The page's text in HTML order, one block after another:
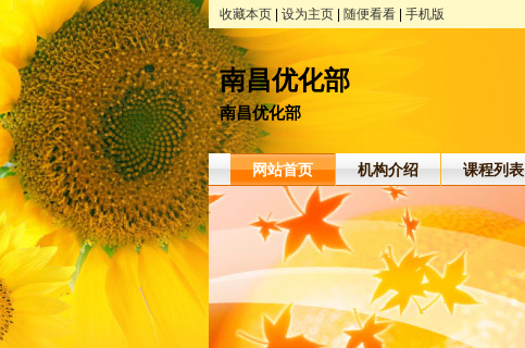
收藏本页 设为主页 随便看看 手机版
南昌优化部
南昌优化部
网站首页 机构介绍 课程列表